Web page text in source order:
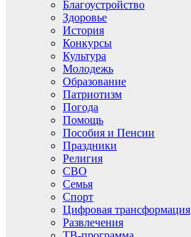
Благоустройство
Здоровье
История
Конкурсы
Культура
Молодежь
Образование
Патриотизм
Погода
Помощь
Пособия и Пенсии
Праздники
Религия
СВО
Семья
Спорт
Цифровая трансформация
Развлечения